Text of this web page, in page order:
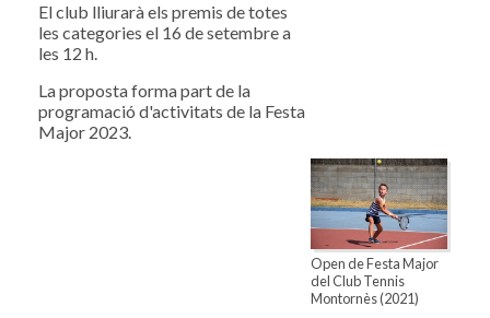
El club lliurarà els premis de totes
les categories el 16 de setembre a
les 12 h.
La proposta forma part de la
programació d'activitats de la Festa
Major 2023.
Open de Festa Major
del Club Tennis
Montornès (2021)